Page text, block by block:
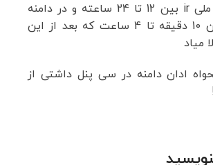
ها روی دامنه های ملی ir بین 12 تا 24 ساعته و در دامنه
های بین المللی بین 10 دقیقه تا 4 ساعت که بعد از این
میاد
ادان دامنه در سی پنل داشتی از